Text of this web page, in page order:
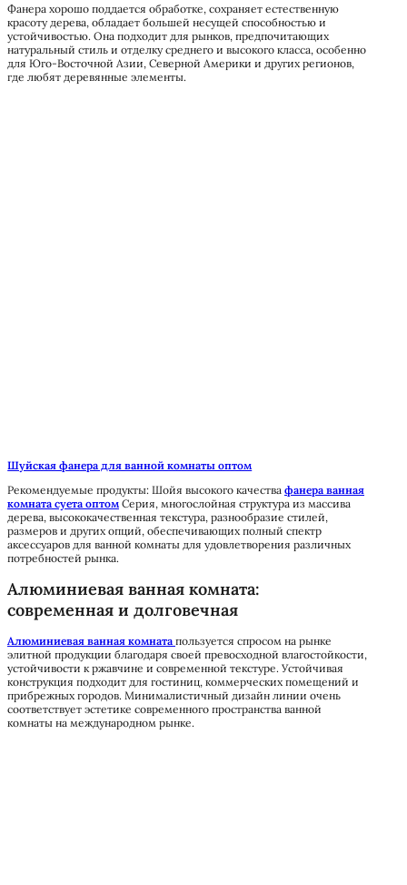
Фанера хорошо поддается обработке, сохраняет естественную
красоту дерева, обладает большей несущей способностью и
устойчивостью. Она подходит для рынков, предпочитающих
натуральный стиль и отделку среднего и высокого класса, особенно
для Юго-Восточной Азии, Северной Америки и других регионов,
где любят деревянные элементы.
Шуйская фанера для ванной комнаты оптом
Рекомендуемые продукты: Шойя высокого качества фанера ванная
комната суета оптом Серия, многослойная структура из массива
дерева, высококачественная текстура, разнообразие стилей,
размеров и других опций, обеспечивающих полный спектр
аксессуаров для ванной комнаты для удовлетворения различных
потребностей рынка.
Алюминиевая ванная комната:
современная и долговечная
Алюминиевая ванная комната пользуется спросом на рынке
элитной продукции благодаря своей превосходной влагостойкости,
устойчивости к ржавчине и современной текстуре. Устойчивая
конструкция подходит для гостиниц, коммерческих помещений и
прибрежных городов. Минималистичный дизайн линии очень
соответствует эстетике современного пространства ванной
комнаты на международном рынке.